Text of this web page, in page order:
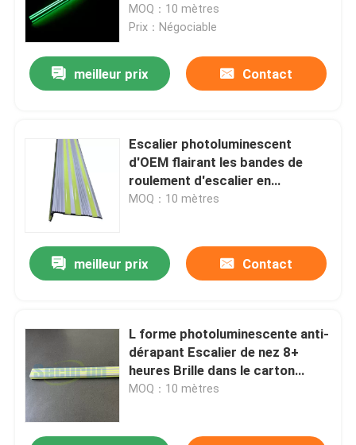
flair élevé d'escalier de visibilité
MOQ：10 mètres
Prix：Négociable
meilleur prix Contact
Escalier photoluminescent
d'OEM flairant les bandes de
roulement d'escalier en
aluminium
MOQ：10 mètres
meilleur prix Contact
L forme photoluminescente anti-
dérapant Escalier de nez 8+
heures Brille dans le carton
sombre
MOQ：10 mètres